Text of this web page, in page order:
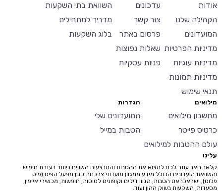
אודות
הקהילה שלנו
המועדונים
מדיניות הפרטיות
מדיניות עוגיות
מדיניות תמונות
תנאי שימוש
עדכונים
צור קשר
פרסום באתר
שאלות נפוצות
פניות עסקיות
השוואת בתי השקעות
מדריך למתחילים
בלוג השקעות
מילואים
מחשבון מילואים
כרטיס פייטר
עולם ההטבות למילואים
הגדרות
המועדונים שלי
הטבות במייל
עלינו
קלאב האב עוזר לכם למצוא את ההטבות והמבצעים השווים ביותר בעזרת חיפוש
והשוואת מועדונים הכולל מידע ממגוון מועדוני צרכנות כגון מפעל הפיס (פיס
פלוס), ישראכראט הטבות, מגוון דילים וקופונים לטיסות, חופשות, מכשירי אייפון,
מסעדות, השקעות בשוק ההון ועוד.